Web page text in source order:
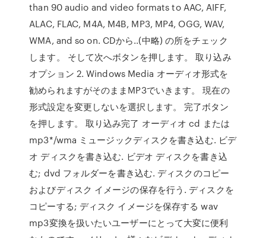
than 90 audio and video formats to AAC, AIFF,
ALAC, FLAC, M4A, M4B, MP3, MP4, OGG, WAV,
WMA, and so on. CDから..(中略) の所をチェック
します。 そして次へボタンを押します。 取り込み
オプション 2. Windows Media オーディオ形式を
勧められますがそのままMP3でいきます。 現在の
形式設定を変更しないを選択します。 完了ボタン
を押します。 取り込み完了 オーディオ cd または
mp3*/wma ミュージックディスクを書き込む. ビデ
オ ディスクを書き込む. ビデオ ディスクを書き込
む; dvd フォルダーを書き込む. ディスクのコピー
およびディスク イメージの保存を行う. ディスクを
コピーする; ディスク イメージを保存する wav
mp3変換を扱いたいユーザーにとって大変に便利